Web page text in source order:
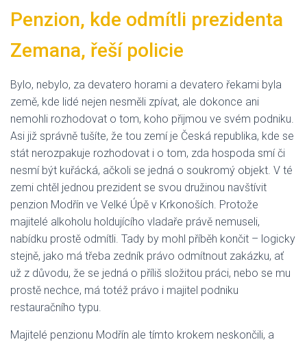
Penzion, kde odmítli prezidenta
Zemana, řeší policie
Bylo, nebylo, za devatero horami a devatero řekami byla
země, kde lidé nejen nesměli zpívat, ale dokonce ani
nemohli rozhodovat o tom, koho přijmou ve svém podniku.
Asi již správně tušíte, že tou zemí je Česká republika, kde se
stát nerozpakuje rozhodovat i o tom, zda hospoda smí či
nesmí být kuřácká, ačkoli se jedná o soukromý objekt. V té
zemi chtěl jednou prezident se svou družinou navštívit
penzion Modřín ve Velké Úpě v Krkonoších. Protože
majitelé alkoholu holdujícího vladaře právě nemuseli,
nabídku prostě odmítli. Tady by mohl příběh končit – logicky
stejně, jako má třeba zedník právo odmítnout zakázku, ať
už z důvodu, že se jedná o příliš složitou práci, nebo se mu
prostě nechce, má totéž právo i majitel podniku
restauračního typu.
Majitelé penzionu Modřín ale tímto krokem neskončili, a